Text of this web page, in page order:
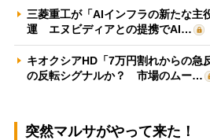
三菱重工が「AIインフラの新たな主
運 エヌビディアとの提携でAI…
キオクシアHD「7万円割れからの急
の反転シグナルか？ 市場のムー…
突然マルサがやって来た！